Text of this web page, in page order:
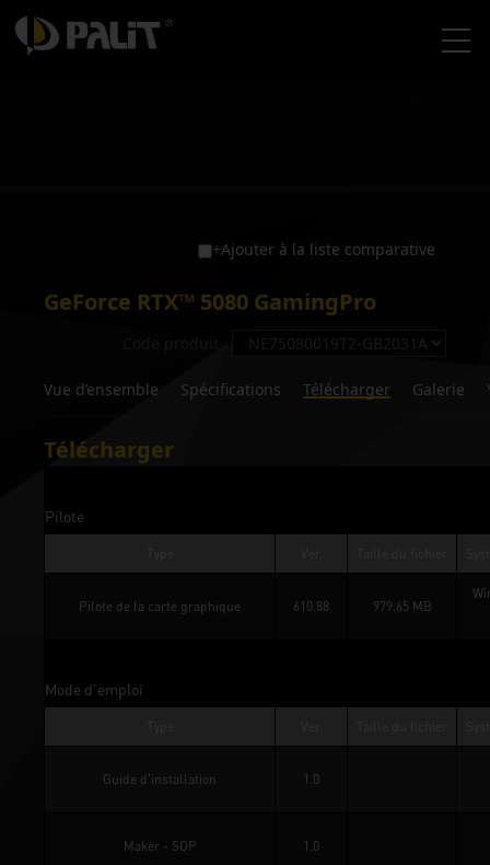
+Ajouter à la liste comparative
GeForce RTX™ 5080 GamingPro
Vue d’ensemble Spécifications Télécharger Galerie
Télécharger
Pilote
Pilote de la carte graphique 610.88 979.65 MB
Mode d’emploi
Guide d'installation 1.0
Maker - SOP 1.0